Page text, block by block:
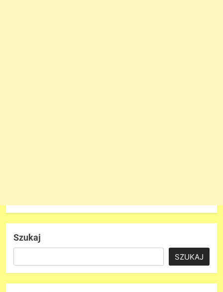
Szukaj
SZUKAJ